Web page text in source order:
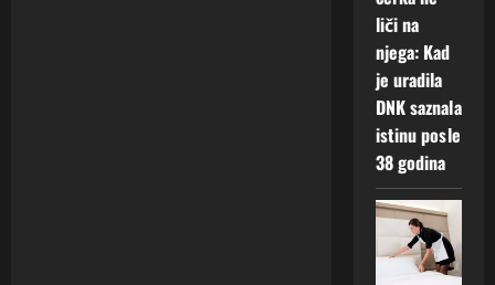
liči na
njega: Kad
je uradila
DNK saznala
istinu posle
38 godina